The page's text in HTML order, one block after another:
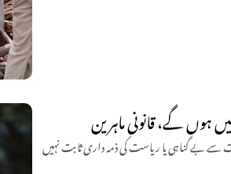
ہوں گے، قانونی ماہرین
سے بے گناہی یا ریاست کی ذمہ داری ثابت نہیں